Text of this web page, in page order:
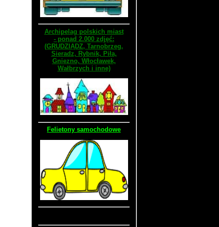
Archipelag polskich miast
- ponad 2.000 zdjęć:
(GRUDZIĄDZ, Tarnobrzeg,
Sieradz, Rybnik, Piła,
Gniezno, Włocławek,
Wałbrzych i inne)
Felietony samochodowe